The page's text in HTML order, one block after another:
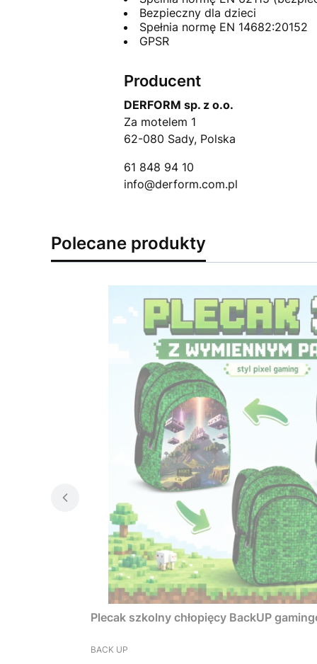
Bezpieczny dla dzieci
Spełnia normę EN 14682:20152
GPSR
Producent
DERFORM sp. z o.o.
Za motelem 1
62-080 Sady, Polska
61 848 94 10
info@derform.com.pl
Polecane produkty
Plecak szkolny chłopięcy BackUP
PRODUCENT
BACK UP